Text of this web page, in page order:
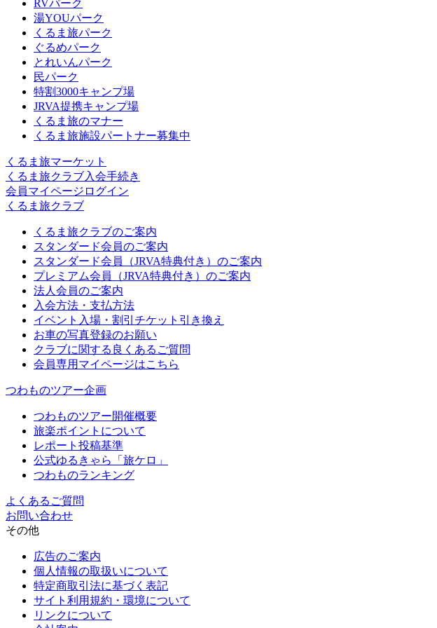
RVパーク
湯YOUパーク
くるま旅パーク
ぐるめパーク
とれいんパーク
民パーク
特割3000キャンプ場
JRVA提携キャンプ場
くるま旅のマナー
くるま旅施設パートナー募集中
くるま旅マーケット
くるま旅クラブ入会手続き
会員マイページログイン
くるま旅クラブ
くるま旅クラブのご案内
スタンダード会員のご案内
スタンダード会員（JRVA特典付き）のご案内
プレミアム会員（JRVA特典付き）のご案内
法人会員のご案内
入会方法・支払方法
イベント入場・割引チケット引き換え
お車の写真登録のお願い
クラブに関する良くあるご質問
会員専用マイページはこちら
つわものツアー企画
つわものツアー開催概要
旅楽ポイントについて
レポート投稿基準
公式ゆるきゃら「旅ケロ」
つわものランキング
よくあるご質問
お問い合わせ
その他
広告のご案内
個人情報の取扱いについて
特定商取引法に基づく表記
サイト利用規約・環境について
リンクについて